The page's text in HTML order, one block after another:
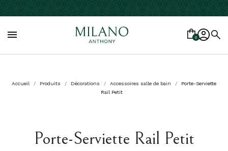
 0
Accueil Produits Décorations Accessoires salle de bain
Porte-Serviette
Rail Petit
Porte-Serviette Rail Petit